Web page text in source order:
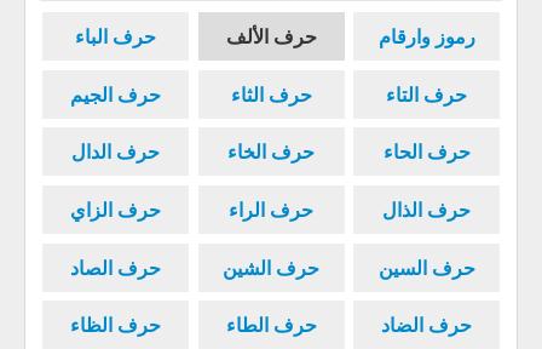
الصفحة الرئيسية
الكتب حسب الترتيب الابجدي
مكتبة القرآن الكريم
سياسة الموقع
رموز وارقام حرف الألف حرف الباء
حرف التاء حرف الثاء حرف الجيم
حرف الحاء حرف الخاء حرف الدال
حرف الذال حرف الراء حرف الزاي
حرف السين حرف الشين حرف الصاد
حرف الضاد حرف الطاء حرف الظاء